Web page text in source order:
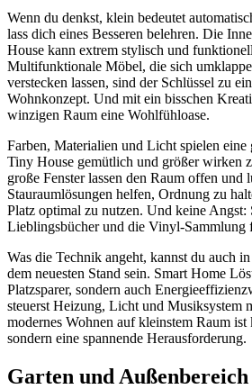
Wenn du denkst, klein bedeutet
lass dich eines Besseren belehren. Die
House kann extrem stylisch und
Multifunktionale Möbel, die sich
verstecken lassen, sind der Schlüssel zu
Wohnkonzept. Und mit ein bisschen
winzigen Raum eine Wohlfühloase.
Farben, Materialien und Licht spielen eine
Tiny House gemütlich und größer wirken
große Fenster lassen den Raum offen und
Stauraumlösungen helfen, Ordnung zu
Platz optimal zu nutzen. Und keine Angst:
Lieblingsbücher und die Vinyl-Sammlung
Was die Technik angeht, kannst du auch
dem neuesten Stand sein. Smart Home
Platzsparer, sondern auch
steuerst Heizung, Licht und Musiksystem
modernes Wohnen auf kleinstem Raum
sondern eine spannende Herausforderung.
Garten und Außenbereich